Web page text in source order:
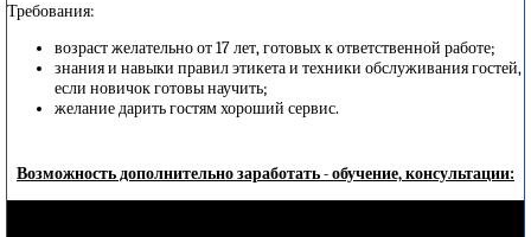
Требования:
возраст желательно от 17 лет, готовых к ответственной работе;
знания и навыки правил этикета и техники обслуживания гостей,
если новичок готовы научить;
желание дарить гостям хороший сервис.
Возможность дополнительно заработать - обучение, консультации: